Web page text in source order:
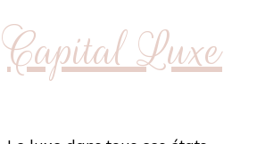
Capital Luxe